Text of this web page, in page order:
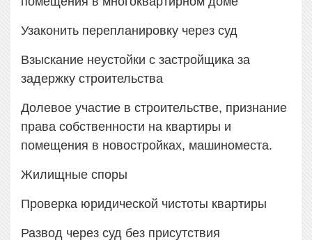
Узаконить перепланировку через суд
Взыскание неустойки с застройщика за
задержку строительства
Долевое участие в строительстве, признание
права собственности на квартиры и
помещения в новостройках, машиноместа.
Жилищные споры
Проверка юридической чистоты квартиры
Развод через суд без присутствия